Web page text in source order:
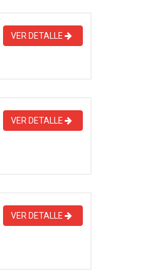
VER DETALLE
VER DETALLE
VER DETALLE